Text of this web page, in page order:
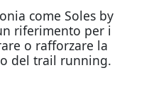
come Soles by
riferimento per i
o rafforzare la
del trail running.